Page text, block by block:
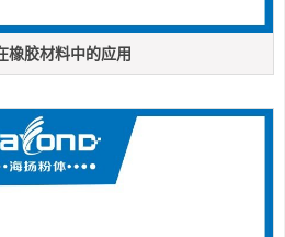
橡胶材料中的应用